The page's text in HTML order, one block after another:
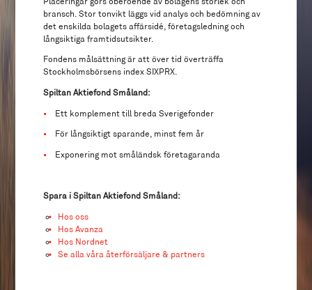
bransch. Stor tonvikt läggs vid analys och bedömning av
det enskilda bolagets affärsidé, företagsledning och
långsiktiga framtidsutsikter.
Fondens målsättning är att över tid överträffa
Stockholmsbörsens index SIXPRX.
Spiltan Aktiefond Småland:
• Ett komplement till breda Sverigefonder
• För långsiktigt sparande, minst fem år
• Exponering mot småländsk företagaranda
Spara i Spiltan Aktiefond Småland:
Hos oss
Hos Avanza
Hos Nordnet
Se alla våra återförsäljare & partners